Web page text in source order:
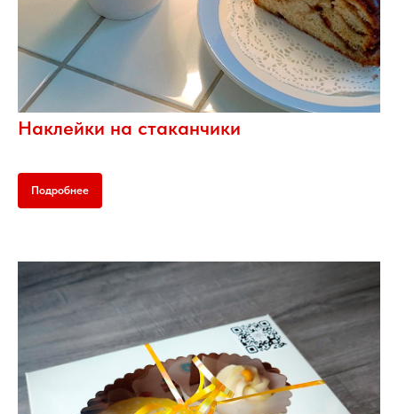
Наклейки на стаканчики
Подробнее